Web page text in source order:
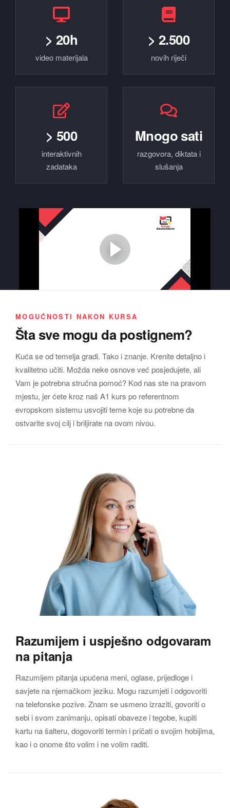
> 20h
video materijala
> 2.500
novih riječi
> 500
interaktivnih
zadataka
Mnogo sati
razgovora, diktata i
slušanja
Interaktivni zadaci
Pogledaj ovaj kratki video i uvjeri se sam koliko
efekta ima ovaj vid učenja.
MOGUĆNOSTI NAKON KURSA
Šta sve mogu da postignem?
Kuća se od temelja gradi. Tako i znanje. Krenite detaljno i
kvalitetno učiti. Možda neke osnove već posjedujete, ali
Vam je potrebna stručna pomoć? Kod nas ste na pravom
mjestu, jer ćete kroz naš A1 kurs po referentnom
evropskom sistemu usvojiti teme koje su potrebne da
ostvarite svoj cilj i briljirate na ovom nivou.
Razumijem i uspješno odgovaram
na pitanja
Razumijem pitanja upućena meni, oglase, prijedloge i
savjete na njemačkom jeziku. Mogu razumjeti i odgovoriti
na telefonske pozive. Znam se usmeno izraziti, govoriti o
sebi i svom zanimanju, opisati obaveze i tegobe, kupiti
kartu na šalteru, dogovoriti termin i pričati o svojim hobijima,
kao i o onome što volim i ne volim raditi.